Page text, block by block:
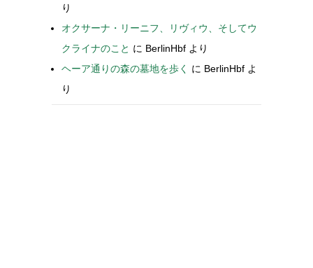
り
オクサーナ・リーニフ、リヴィウ、そしてウ
クライナのこと に BerlinHbf より
ヘーア通りの森の墓地を歩く
に BerlinHbf よ
り